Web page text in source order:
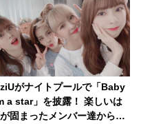
がナイトプールで「Baby
a star」を披露！ 楽しいは
固まったメンバー達から